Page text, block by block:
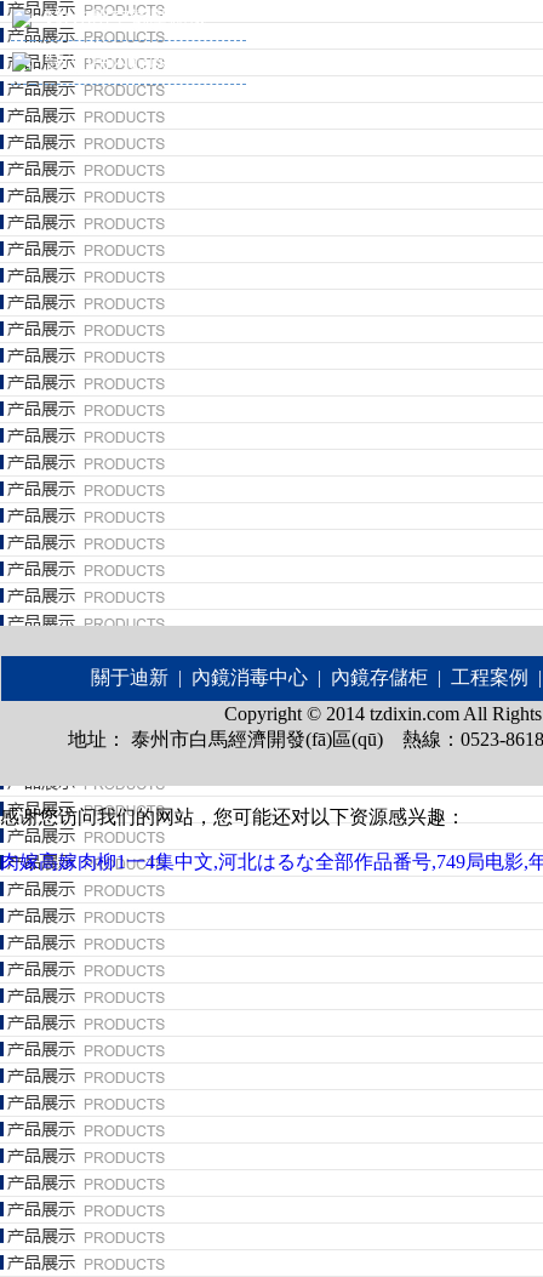
醫(yī)用空氣壓縮機
醫(yī)用內鏡吹干機
關于迪新 | 內鏡消毒中心 | 內鏡存儲柜 | 工程案例
|
Copyright © 2014 tzdixin.com All
地址： 泰州市白馬經濟開發(fā)區(qū) 熱線：0523-
感谢您访问我们的网站，您可能还对以下资源感兴趣：
肉嫁高嫁肉柳1一4集中文,河北はるな全部作品番号,749局电影,